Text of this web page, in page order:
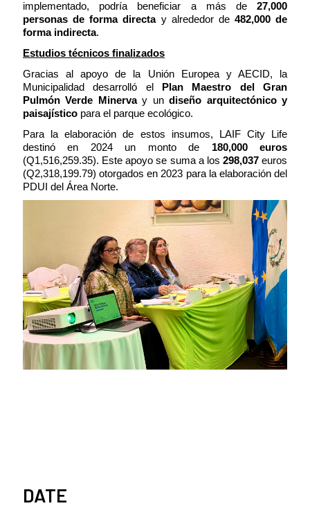
implementado, podría beneficiar a más de 27,000
personas de forma directay alrededor de 482,000 de
forma indirecta.
Estudios técnicos finalizados
Gracias al apoyo de la Unión Europea y AECID, la
Municipalidad desarrolló el
Plan Maestro del Gran
Pulmón Verde Minervay undiseño arquitectónico y
paisajístico para el parque ecológico.
Para la elaboración de estos insumos, LAIF City Life
destinó en 2024 un monto de 180,000 euros
(Q1,516,259.35). Este apoyo se suma a los 298,037euros
(Q2,318,199.79) otorgados en 2023 para la elaboración del
PDUI del Área Norte.
DATE